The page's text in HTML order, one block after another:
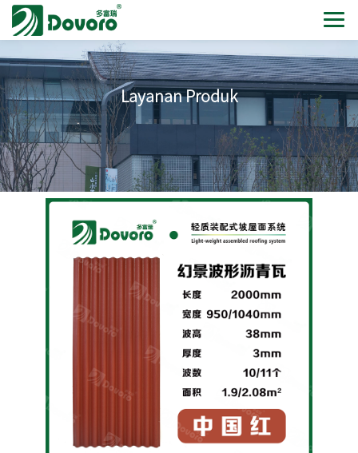
Layanan Produk